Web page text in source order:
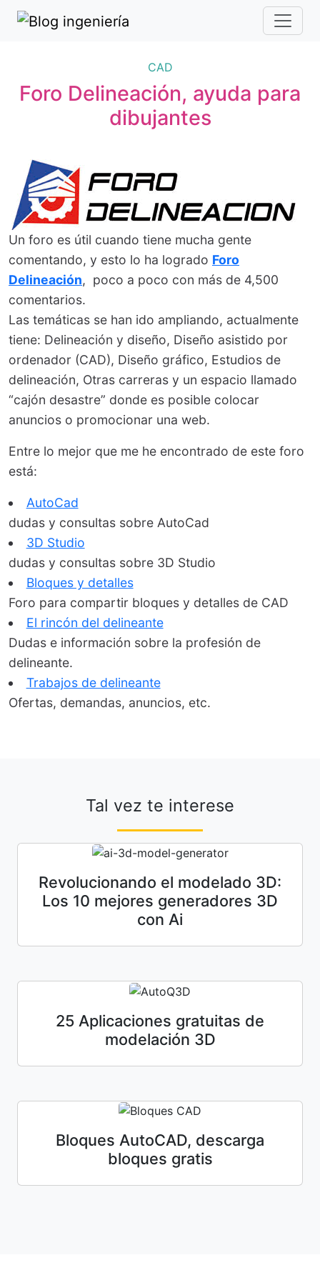
CAD
Foro Delineación, ayuda para
dibujantes
Un foro es útil cuando tiene mucha gente
comentando, y esto lo ha logrado Foro
Delineación, poco a poco con más de 4,500
comentarios.
Las temáticas se han ido ampliando, actualmente
tiene: Delineación y diseño, Diseño asistido por
ordenador (CAD), Diseño gráfico, Estudios de
delineación, Otras carreras y un espacio llamado
“cajón desastre” donde es posible colocar
anuncios o promocionar una web.
Entre lo mejor que me he encontrado de este foro
está:
AutoCad
dudas y consultas sobre AutoCad
3D Studio
dudas y consultas sobre 3D Studio
Bloques y detalles
Foro para compartir bloques y detalles de CAD
El rincón del delineante
Dudas e información sobre la profesión de
delineante.
Trabajos de delineante
Ofertas, demandas, anuncios, etc.
Tal vez te interese
Revolucionando el modelado 3D:
Los 10 mejores generadores 3D
con Ai
25 Aplicaciones gratuitas de
modelación 3D
Bloques AutoCAD, descarga
bloques gratis